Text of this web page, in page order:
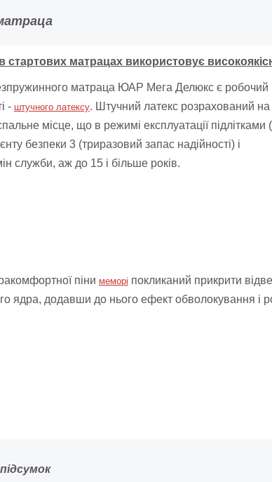
матрацах використовує
матраца ЮАР Мега Делюкс є робочий
- штучного латексу. Штучний латекс розрахований на
місце, що в режимі експлуатації підлітками
безпеки 3 (триразовий запас надійності) і
служби, аж до 15 і більше років.
піни меморі покликаний прикрити
ядра, додавши до нього ефект обволокування і